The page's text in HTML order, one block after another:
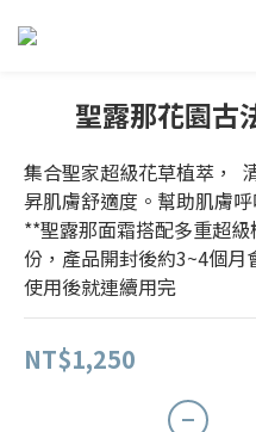
聖露那花園古
集合聖家超級花草植萃，
昇肌膚舒適度。幫助肌膚呼
**聖露那面霜搭配多重超
份，產品開封後約3~4個
使用後就連續用完
NT$1,250